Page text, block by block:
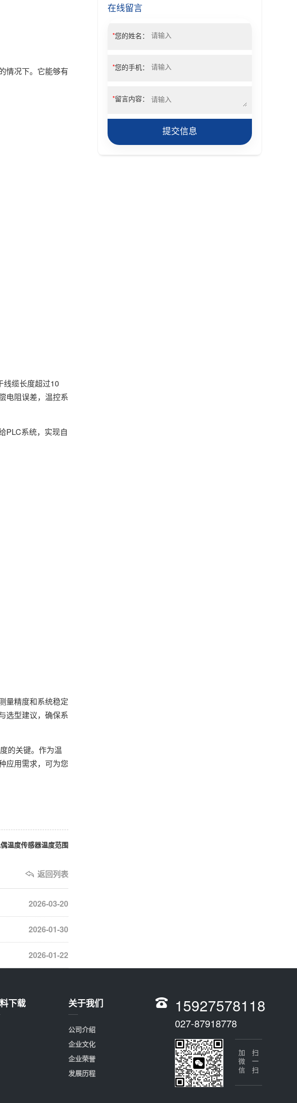
情况下。它能够有
缆长度超过10
电阻误差，温控系
PLC系统，实现自
量精度和系统稳定
选型建议，确保系
的关键。作为温
应用需求，可为您
温度传感器温度范围
返回列表
2026-03-20
2026-01-30
2026-01-22
在线留言
*您的姓名：
*您的手机：
*留言内容：
提交信息
下载 关于我们
公司介绍
企业文化
企业荣誉
发展历程
15927578118
027-87918778
扫一扫
加微信